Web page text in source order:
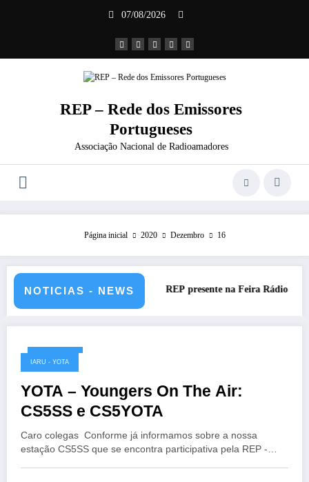
07/08/2026
REP – Rede dos Emissores
Portugueses
Associação Nacional de Radioamadores
Página inicial 2020 Dezembro 16
NOTICIAS - NEWS
Portuguesas-2026 REP presente na Feira Rádio da ARAL –
16/12/2020
IARU - YOTA
YOTA – Youngers On The Air:
CS5SS e CS5YOTA
Caro colegas Conforme já informamos sobre a nossa
estação CS5SS que se encontra participativa pela REP -…